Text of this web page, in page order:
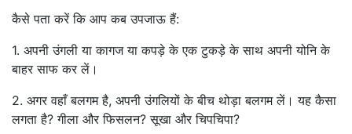
कैसे पता करें कि आप कब उपजाऊ हैं:
1. अपनी उंगली या कागज या कपड़े के एक टुकड़े के साथ अपनी योनि के
बाहर साफ कर लें।
2. अगर वहाँ बलगम है, अपनी उंगलियों के बीच थोड़ा बलगम लें। यह कैसा
लगता है? गीला और फिसलन? सूखा और चिपचिपा?